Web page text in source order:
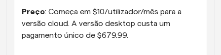
Preço: Começa em $10/utilizador/mês para a
versão cloud. A versão desktop custa um
pagamento único de $679.99.